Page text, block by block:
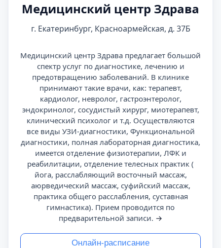
Медицинский центр Здрава
г. Екатеринбург, Красноармейская, д. 37Б
Медицинский центр Здрава предлагает большой
спектр услуг по диагностике, лечению и
предотвращению заболеваний. В клинике
принимают такие врачи, как: терапевт,
кардиолог, невролог, гастроэнтеролог,
эндокринолог, сосудистый хирург, миотерапевт,
клинический психолог и т.д. Осуществляются
все виды УЗИ-диагностики, Функциональной
диагностики, полная лабораторная диагностика,
имеется отделение физиотерапии, ЛФК и
реабилитации, отделение телесных практик (
йога, расслабляющий восточный массаж,
аюрведический массаж, суфийский массаж,
практика общего расслабления, суставная
гимнастика). Прием проводится по
предварительной записи. →
Онлайн-расписание